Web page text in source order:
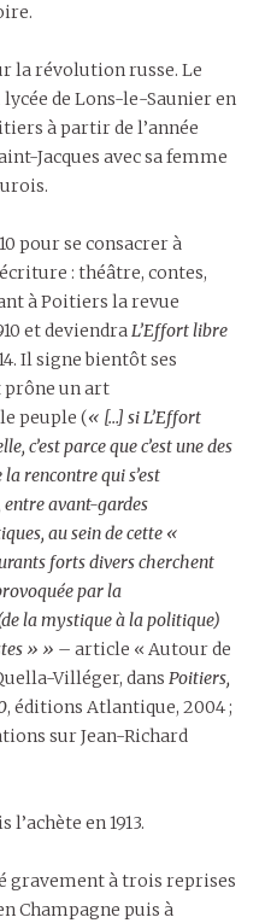
la révolution russe. Le
de Lons-le-Saunier en
à partir de l’année
Jacques avec sa femme
pour se consacrer à
: théâtre, contes,
à Poitiers la revue
et deviendraL’Effort libre
Il signe bientôt ses
prône un art
peuple (« […] si L’Effort
c’est parce que c’est une des
rencontre qui s’est
entre avant-gardes
au sein de cette «
forts divers cherchent
par la
la mystique à la politique)
» » – article « Autour de
Villéger, dans Poitiers,
, éditions Atlantique, 2004 ;
sur Jean-Richard
en 1913.
gravement à trois reprises
Champagne puis à